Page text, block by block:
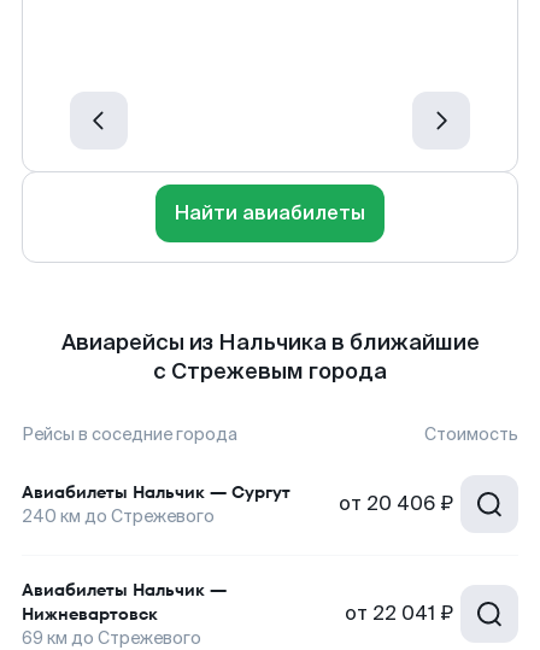
Найти авиабилеты
Авиарейсы из Нальчика в ближайшие
с Стрежевым города
Рейсы в соседние города Стоимость
Авиабилеты Нальчик — Сургут
240 км до Стрежевого от 20 406 ₽
Авиабилеты Нальчик —
Нижневартовск
69 км до Стрежевого
от 22 041 ₽